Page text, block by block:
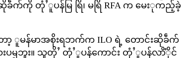
ခဵက်ကို တုံႛူပန်မြ ရြိ၊ မရြိ RFA က မေးုကည့်ခဲ့
တော့ ူမန်မာအစိုးရဘက်က ILO ရဲ့ တောင်းဆိုခဵက်
းပၝဘူး။ သူတိုႛ တုံႛူပန်ကောင်း တုံႛူပန်လာိံိုင်